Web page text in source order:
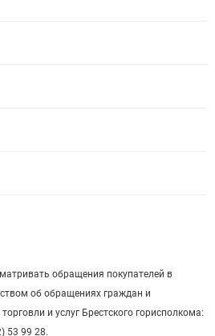
обращения покупателей в
об обращениях граждан и
и услуг Брестского горисполкома:
53 99 28.